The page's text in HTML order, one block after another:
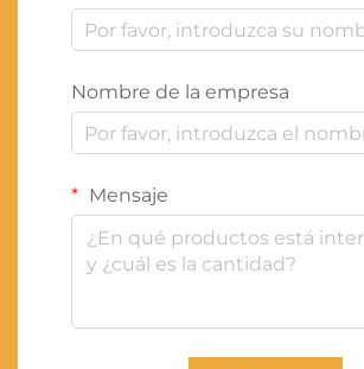
Nombre de la empresa
Mensaje